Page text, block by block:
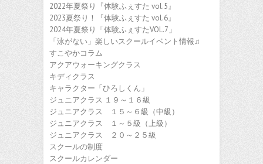
2022年夏祭り『体験ふぇすた vol.5』
2023夏祭り！『体験ふぇすた vol.6』
2024年夏祭り「体験ふぇすたVOL.7」
「泳がない」楽しいスクールイベント情報♫
すこやかコラム
アクアウォーキングクラス
キディクラス
キャラクター「ひろしくん」
ジュニアクラス １９～１６級
ジュニアクラス １５～６級（中級）
ジュニアクラス １～５級（上級）
ジュニアクラス ２０～２５級
スクールの制度
スクールカレンダー